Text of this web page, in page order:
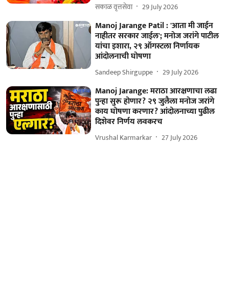
सकाळ वृत्तसेवा 29 July 2026
Manoj Jarange Patil : 'आता मी जाईन
नाहीतर सरकार जाईल'; मनोज जरांगे पाटील
यांचा इशारा, २९ ऑगस्टला निर्णायक
आंदोलनाची घोषणा
Sandeep Shirguppe 29 July 2026
Manoj Jarange: मराठा आरक्षणाचा लढा
पुन्हा सुरू होणार? २९ जुलैला मनोज जरांगे
काय घोषणा करणार? आंदोलनाच्या पुढील
दिशेवर निर्णय लवकरच
Vrushal Karmarkar 27 July 2026